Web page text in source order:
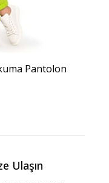
Pantolon
Ulaşın